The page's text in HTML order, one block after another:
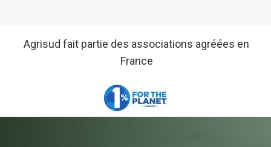
Agrisud fait partie des associations agréées en
France